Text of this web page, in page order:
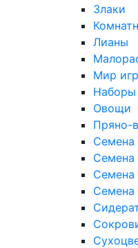
Злаки
Лианы
Мир
Наборы
Овощи
Пряно-
Семена
Семена
Семена